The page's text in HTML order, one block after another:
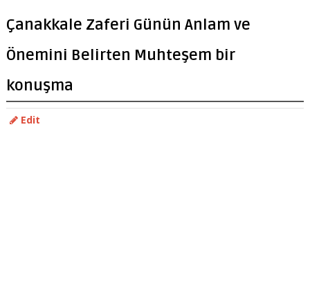
Çanakkale Zaferi Günün Anlam ve
Önemini Belirten Muhteşem bir
konuşma
Edit